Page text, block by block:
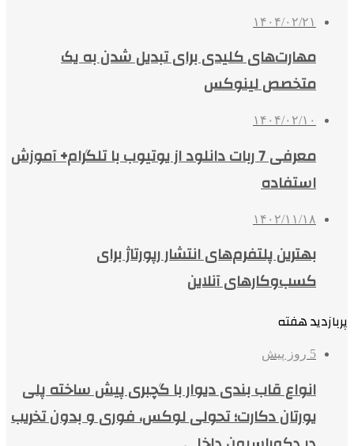
۱۴۰۴/۰۲/۲۱
مهارت‌های کلیدی برای تبدیل شدن به یک
متخصص لینوکس
۱۴۰۴/۰۲/۱۰
معرفی 7 ربات دانلود از یوتیوب با تلگرام+ آموزش
استفاده
۱۴۰۲/۱۱/۱۸
بهترین پلتفرم‌های انتشار رپورتاژ برای
کسب‌وکارهای آنلاین
پربازدید هفته
5 روز پیش
انواع قاب بندی دیوار با گچبری پیش ساخته پلی
یورتان دکارت؛ تحولی لوکس، فوری و بدون تخریب